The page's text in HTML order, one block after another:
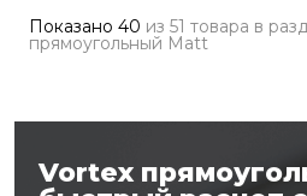
Показано 40 из 51 товара в
прямоугольный Matt
Vortex